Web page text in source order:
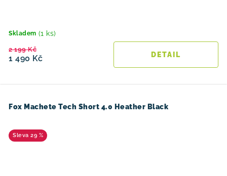
Skladem (1 ks)
1 490 Kč
2 199 Kč
Fox Machete Tech Short 4.0 Heather Black
29 %